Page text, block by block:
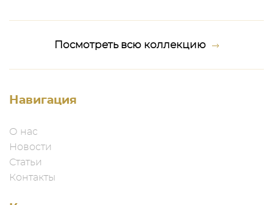
Посмотреть всю коллекцию
Навигация
О нас
Новости
Статьи
Контакты